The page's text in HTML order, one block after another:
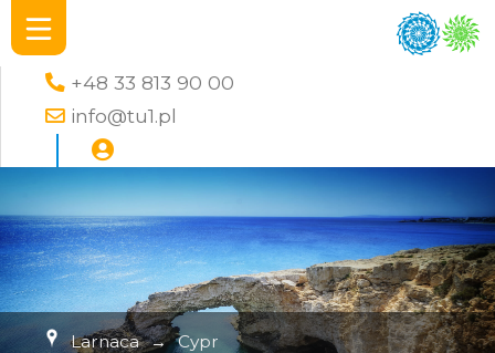
+48 33 813 90 00
info@tu1.pl
Larnaca → Cypr